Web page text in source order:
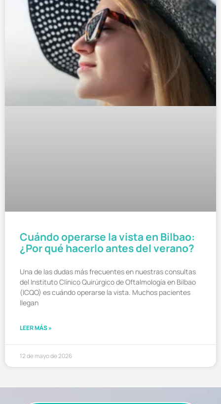
Cuándo operarse la vista en Bilbao:
¿Por qué hacerlo antes del verano?
Una de las dudas más frecuentes en nuestras consultas
del Instituto Clínico Quirúrgico de Oftalmología en Bilbao
(ICQO) es cuándo operarse la vista. Muchos pacientes
llegan
LEER MÁS »
12 de mayo de 2026